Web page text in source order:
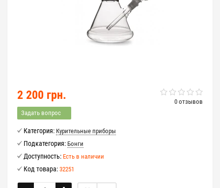
0 отзывов
2 200 грн.
Задать вопрос
Категория: Курительные приборы
Подкатегория: Бонги
Доступность: Есть в наличии
Код товара: 32251